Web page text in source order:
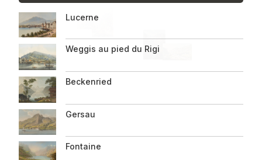
Informationen
zur
Seite
Impressum
Lucerne
Weggis au pied du Rigi
Beckenried
Gersau
Fontaine